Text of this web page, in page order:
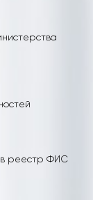
в реестр ФИС